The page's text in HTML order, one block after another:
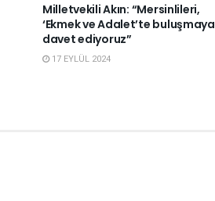
Milletvekili Akın: “Mersinlileri,
‘Ekmek ve Adalet’te buluşmaya
davet ediyoruz”
17 EYLÜL 2024